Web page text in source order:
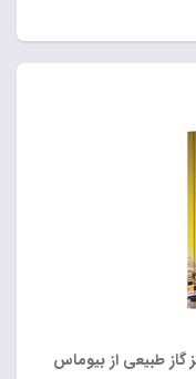
گاز طبیعی از بیوماس